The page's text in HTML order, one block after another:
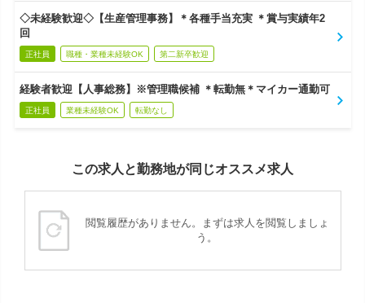
◇未経験歓迎◇【生産管理事務】＊各種手当充実 ＊賞与実績年2
回
正社員 職種・業種未経験OK 第二新卒歓迎
経験者歓迎【人事総務】※管理職候補 ＊転勤無＊マイカー通勤可
正社員 業種未経験OK 転勤なし
この求人と勤務地が同じオススメ求人
閲覧履歴がありません。まずは求人を閲覧しましょ
う。